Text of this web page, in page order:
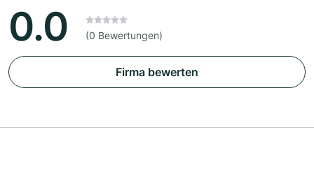
0.0 (0 Bewertungen)
Firma bewerten